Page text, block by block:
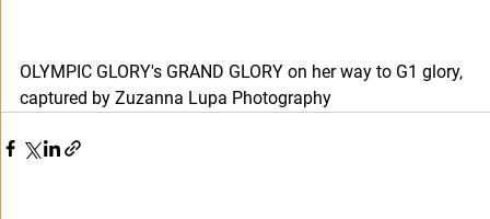
OLYMPIC GLORY's GRAND GLORY on her way to G1 glory,
captured by Zuzanna Lupa Photography